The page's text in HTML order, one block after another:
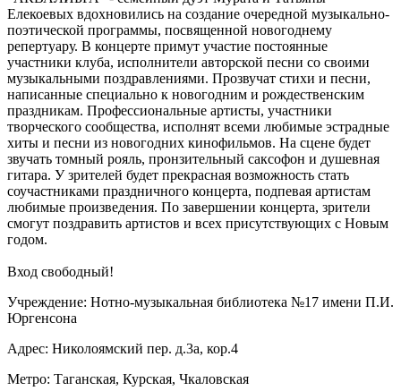
Елекоевых вдохновились на создание очередной музыкально-
поэтической программы, посвященной новогоднему
репертуару. В концерте примут участие постоянные
участники клуба, исполнители авторской песни со своими
музыкальными поздравлениями. Прозвучат стихи и песни,
написанные специально к новогодним и рождественским
праздникам. Профессиональные артисты, участники
творческого сообщества, исполнят всеми любимые эстрадные
хиты и песни из новогодних кинофильмов. На сцене будет
звучать томный рояль, пронзительный саксофон и душевная
гитара. У зрителей будет прекрасная возможность стать
соучастниками праздничного концерта, подпевая артистам
любимые произведения. По завершении концерта, зрители
смогут поздравить артистов и всех присутствующих с Новым
годом.
Вход свободный!
Учреждение: Нотно-музыкальная библиотека №17 имени П.И.
Юргенсона
Адрес: Николоямский пер. д.3а, кор.4
Метро: Таганская, Курская, Чкаловская